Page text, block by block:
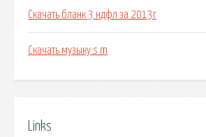
Скачать бланк 3 ндфл за 2013г
Скачать музыку s m
Links